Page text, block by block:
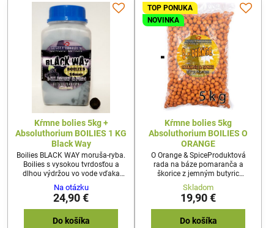
dokáže oklamať aj tie
najskúsenejšie ryby. Presne
takou...
Kŕmne bolies 5kg +
Absoluthorium BOILIES 1 KG
Black Way
Boilies BLACK WAY moruša-ryba.
Boilies s vysokou tvrdosťou a
dlhou výdržou vo vode vďaka
caseinu a sušeným bielkom.
Prenikavo a stabilne aromatické
vďaka vysokokvalitným
koncentrátom a prísadám.
EXKLUZÍVNA CENA NA KŔMNE
Na otázku
24,90 €
Do košíka
TOP PONUKA
NOVINKA
Kŕmne bolies 5kg
Absoluthorium BOILIES O
ORANGE
O Orange & SpiceProduktová
rada na báze pomaranča a
škorice z jemným butyric
základom. .Prenikavo a stabilne
aromatické vďaka
vysokokvalitným koncentrátom a
prísadám. Rozpustné
Skladom
19,90 €
Do košíka